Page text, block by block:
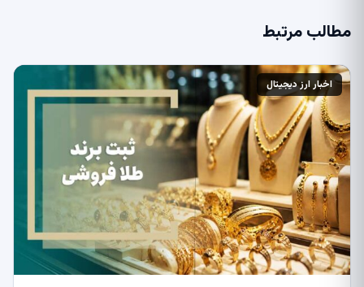
مطالب مرتبط
اخبار ارز دیجیتال